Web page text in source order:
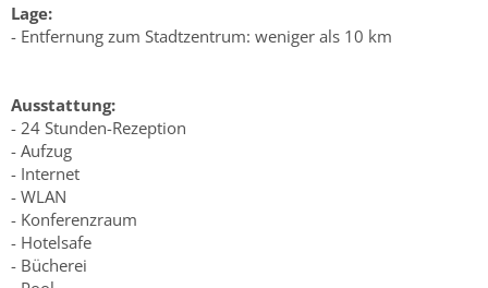
Lage:
- Entfernung zum Stadtzentrum: weniger als 10 km
Ausstattung:
- 24 Stunden-Rezeption
- Aufzug
- Internet
- WLAN
- Konferenzraum
- Hotelsafe
- Bücherei